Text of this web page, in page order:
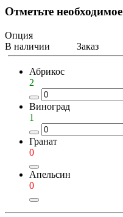
Отметьте
Опция
В наличии
Заказ
Абрикос
2
Виноград
1
Гранат
0
Апельсин
0